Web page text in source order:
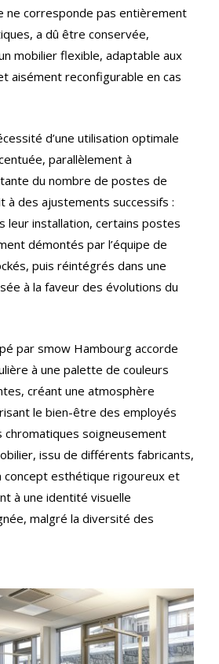
ne corresponde pas entièrement
a dû être conservée,
mobilier flexible, adaptable aux
aisément reconfigurable en cas
d’une utilisation optimale
parallèlement à
du nombre de postes de
à des ajustements successifs :
leur installation, certains postes
démontés par l’équipe de
puis réintégrés dans une
à la faveur des évolutions du
par smow Hambourg accorde
à une palette de couleurs
créant une atmosphère
le bien-être des employés
chromatiques soigneusement
issu de différents fabricants,
concept esthétique rigoureux et
à une identité visuelle
malgré la diversité des